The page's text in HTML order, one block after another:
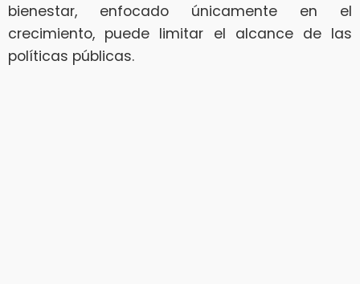
bienestar, enfocado únicamente en el
crecimiento, puede limitar el alcance de las
políticas públicas.